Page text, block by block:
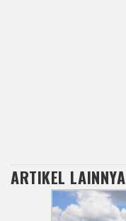
ARTIKEL LAINNYA